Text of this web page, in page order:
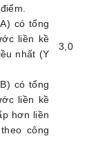
có tổng
liền kề
nhất (Y
3 ,0
có tổng
liền kề
hơn liền
công